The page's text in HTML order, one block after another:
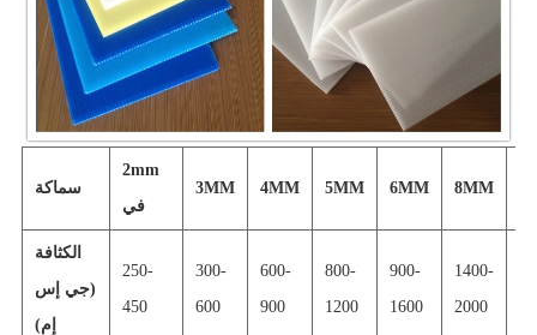
سماكة
2mm
في
3MM 4MM 5MM 6MM 8MM
الكثافة
(جي إس
إم)
250-
450
300-
600
600-
900
800-
1200
900-
1600
1400-
2000